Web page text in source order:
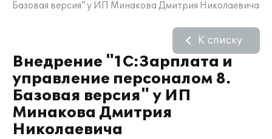
Базовая версия" у ИП Минакова Дмитрия Николаевича
Внедрение "1С:Зарплата и
управление персоналом 8.
Базовая версия" у ИП
Минакова Дмитрия
Николаевича
К списку